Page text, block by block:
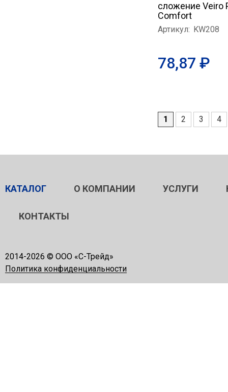
сложение Veiro
Comfort
Артикул: KW208
78,87 ₽
1 2 3 4
КАТАЛОГ О КОМПАНИИ УСЛУГИ
КОНТАКТЫ
2014-2026 © ООО «С-Трейд»
Политика конфиденциальности